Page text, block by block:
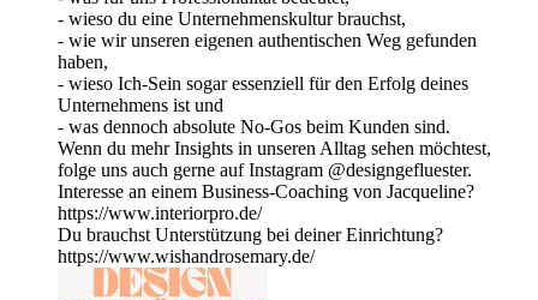
- wieso du eine Unternehmenskultur brauchst,
- wie wir unseren eigenen authentischen Weg gefunden
haben,
- wieso Ich-Sein sogar essenziell für den Erfolg deines
Unternehmens ist und
- was dennoch absolute No-Gos beim Kunden sind.
Wenn du mehr Insights in unseren Alltag sehen möchtest,
folge uns auch gerne auf Instagram @designgefluester.
Interesse an einem Business-Coaching von Jacqueline?
https://www.interiorpro.de/
Du brauchst Unterstützung bei deiner Einrichtung?
https://www.wishandrosemary.de/